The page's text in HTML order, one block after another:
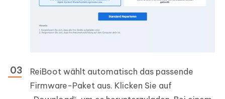
ReiBoot wählt automatisch das passende
Firmware-Paket aus. Klicken Sie auf